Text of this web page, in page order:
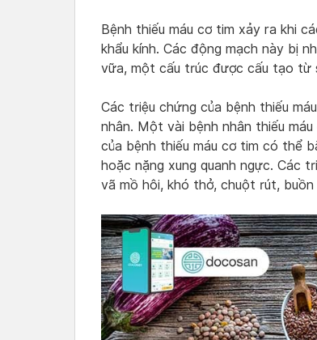
Bệnh thiếu máu cơ tim xảy ra khi
khẩu kính. Các động mạch này bị
vữa, một cấu trúc được cấu tạo từ
Các triệu chứng của bệnh thiếu
nhân. Một vài bệnh nhân thiếu
của bệnh thiếu máu cơ tim có thể
hoặc nặng xung quanh ngực. Các
vã mồ hôi, khó thở, chuột rút, buồn